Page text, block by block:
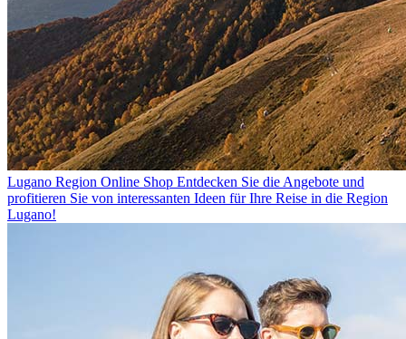
Lugano Region Online Shop Entdecken Sie die Angebote und
profitieren Sie von interessanten Ideen für Ihre Reise in die Region
Lugano!